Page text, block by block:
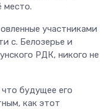
место.
участниками
с. Белозерье и
РДК, никого не
будущее его
как этот